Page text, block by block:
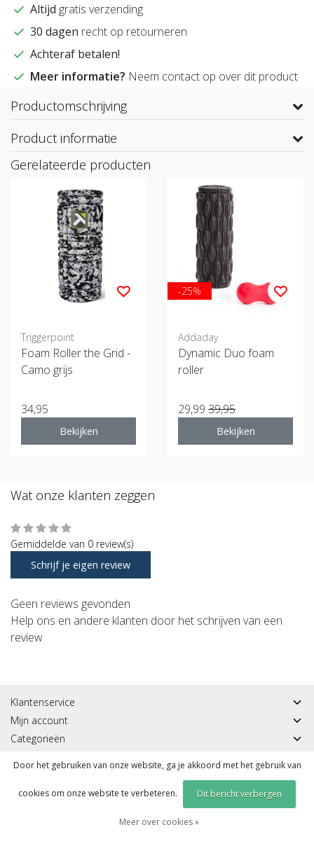
Altijd gratis verzending
30 dagen recht op retourneren
Achteraf betalen!
Meer informatie? Neem contact op over dit product
Productomschrijving
Product informatie
Gerelateerde producten
Triggerpoint
Foam Roller the Grid -
Camo grijs
34,95
Bekijken
-25%
Addaday
Dynamic Duo foam
roller
29,99 39,95
Bekijken
Wat onze klanten zeggen
Gemiddelde van 0 review(s)
Schrijf je eigen review
Geen reviews gevonden
Help ons en andere klanten door het schrijven van een
review
Klantenservice
Mijn account
Categorieën
© Copyright 2026 - Sportmeddirect | RealisatieInStijl Media
Door het gebruiken van onze website, ga je akkoord met het gebruik van
cookies om onze website te verbeteren. Dit bericht verbergen
Meer over cookies »